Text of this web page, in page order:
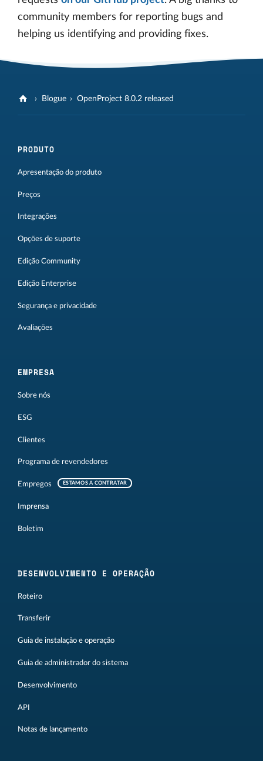
community members for reporting bugs and
helping us identifying and providing fixes.
Blogue OpenProject 8.0.2 released
PRODUTO
Apresentação do produto
Preços
Integrações
Opções de suporte
Edição Community
Edição Enterprise
Segurança e privacidade
Avaliações
EMPRESA
Sobre nós
ESG
Clientes
Programa de revendedores
Empregos ESTAMOS A CONTRATAR
Imprensa
Boletim
DESENVOLVIMENTO E OPERAÇÃO
Roteiro
Transferir
Guia de instalação e operação
Guia de administrador do sistema
Desenvolvimento
API
Notas de lançamento